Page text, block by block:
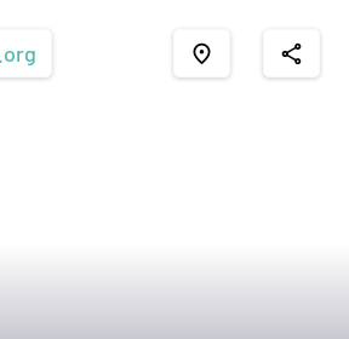
.org place share